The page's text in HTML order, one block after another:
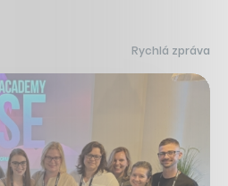
Rychlá zpráva